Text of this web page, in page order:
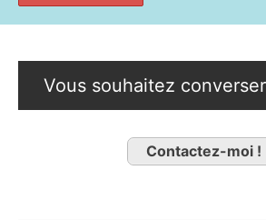
Vous souhaitez
Contactez-moi !